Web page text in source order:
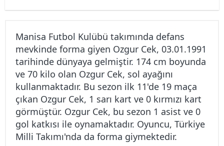
Manisa Futbol Kulübü takımında defans
mevkinde forma giyen Ozgur Cek, 03.01.1991
tarihinde dünyaya gelmiştir. 174 cm boyunda
ve 70 kilo olan Ozgur Cek, sol ayağını
kullanmaktadır. Bu sezon ilk 11'de 19 maça
çıkan Ozgur Cek, 1 sarı kart ve 0 kırmızı kart
görmüştür. Ozgur Cek, bu sezon 1 asist ve 0
gol katkısı ile oynamaktadır. Oyuncu, Türkiye
Milli Takımı'nda da forma giymektedir.